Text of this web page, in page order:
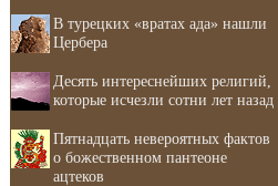
В турецких «вратах ада» нашли
Цербера
Десять интереснейших религий,
которые исчезли сотни лет назад
Пятнадцать невероятных фактов
о божественном пантеоне
ацтеков